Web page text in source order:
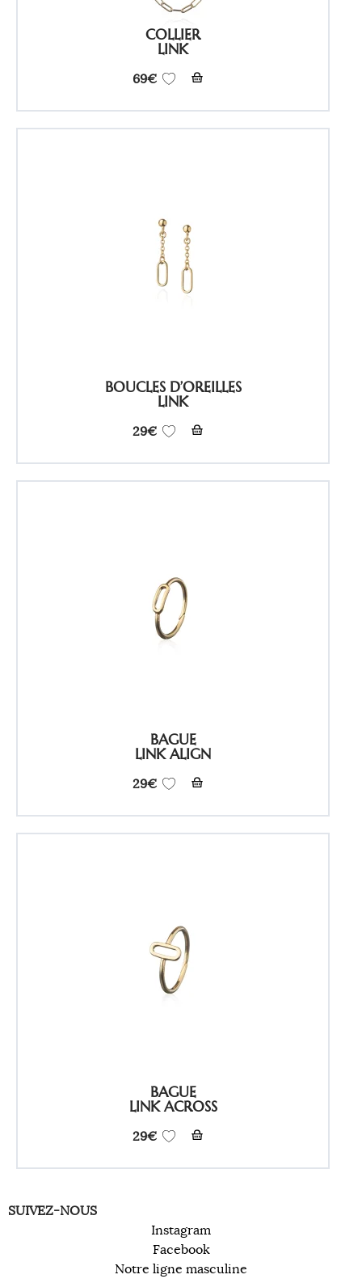
COLLIER
LINK
69€
BOUCLES D’OREILLES
LINK
29€
BAGUE
LINK ALIGN
29€
BAGUE
LINK ACROSS
29€
SUIVEZ-NOUS
Instagram
Facebook
Notre ligne masculine